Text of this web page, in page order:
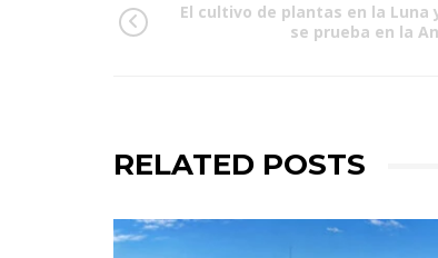
El cultivo de plantas en la Luna
se prueba en la
RELATED POSTS